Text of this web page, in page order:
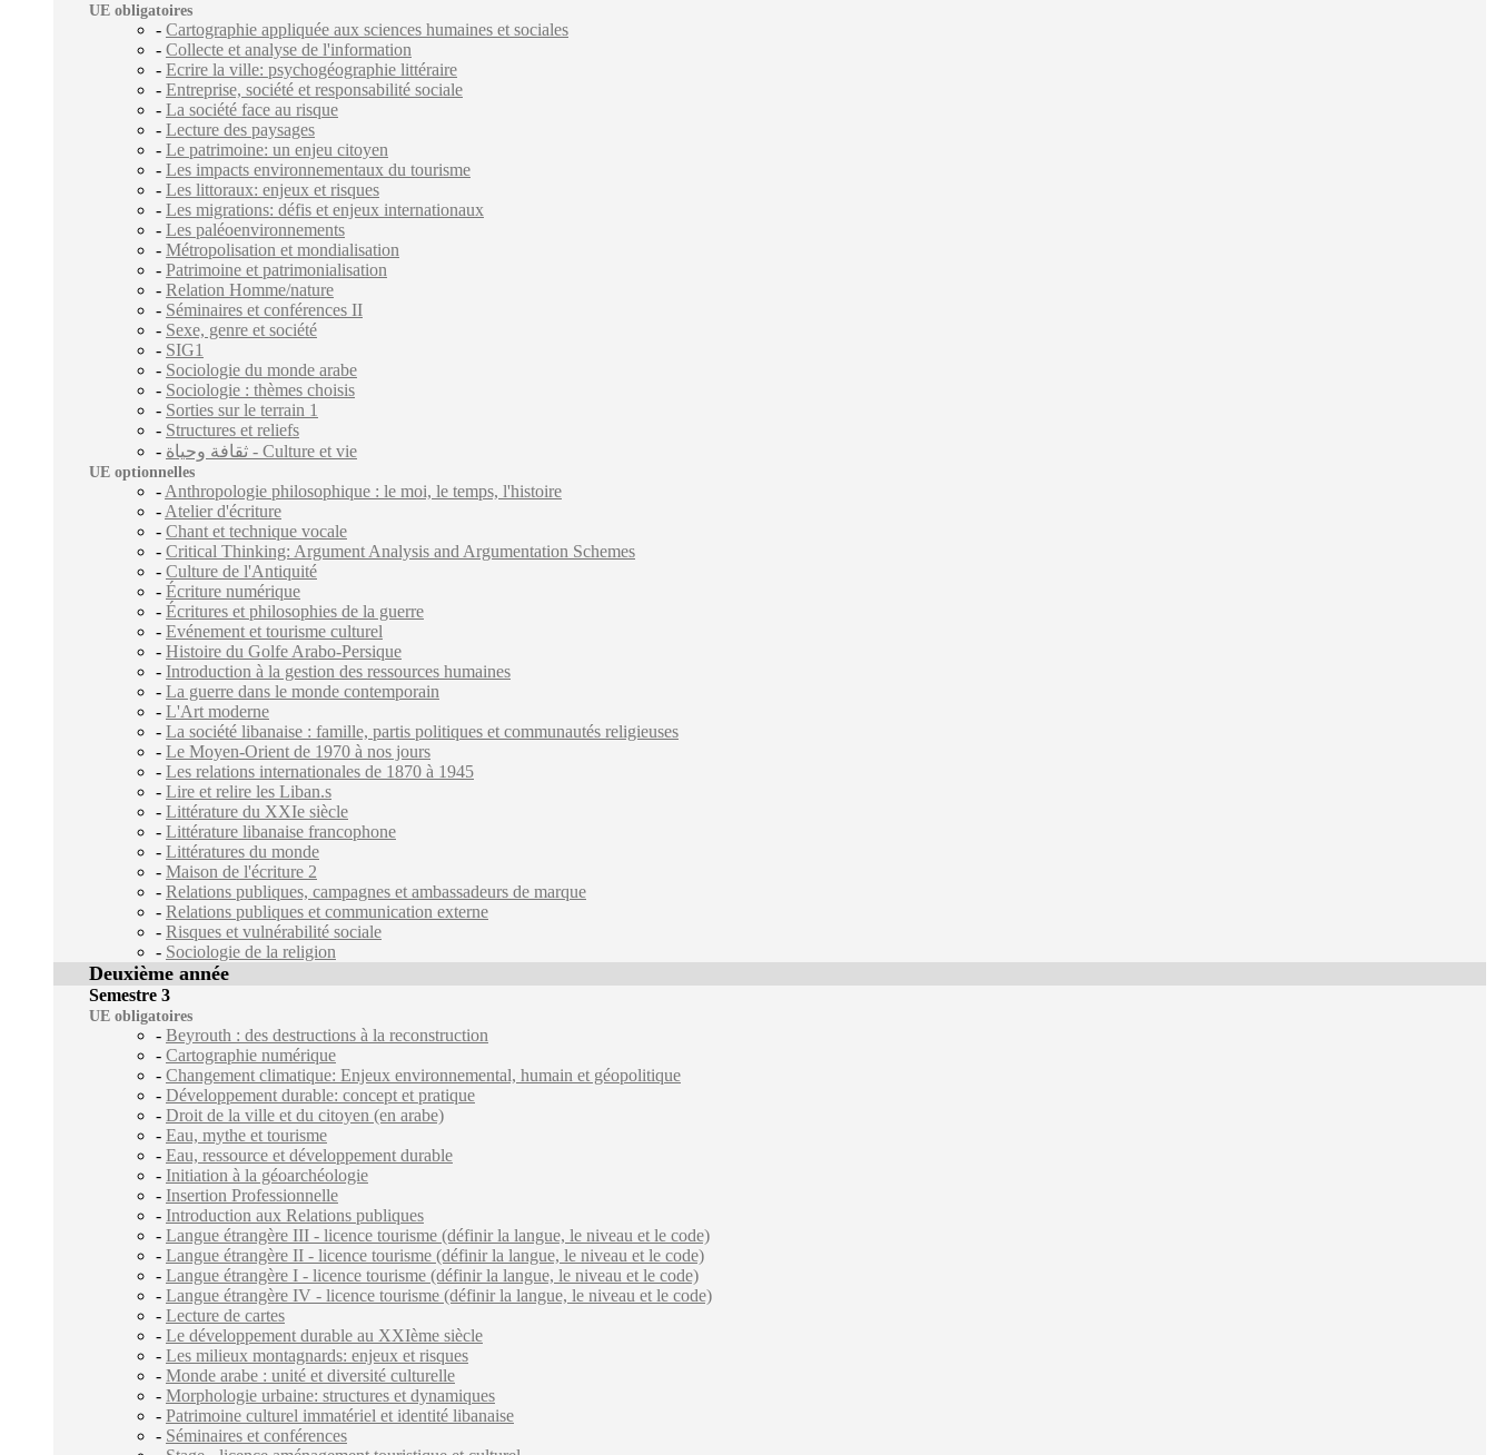
UE obligatoires
- Cartographie appliquée aux sciences humaines et sociales
- Collecte et analyse de l'information
- Ecrire la ville: psychogéographie littéraire
- Entreprise, société et responsabilité sociale
- La société face au risque
- Lecture des paysages
- Le patrimoine: un enjeu citoyen
- Les impacts environnementaux du tourisme
- Les littoraux: enjeux et risques
- Les migrations: défis et enjeux internationaux
- Les paléoenvironnements
- Métropolisation et mondialisation
- Patrimoine et patrimonialisation
- Relation Homme/nature
- Séminaires et conférences II
- Sexe, genre et société
- SIG1
- Sociologie du monde arabe
- Sociologie : thèmes choisis
- Sorties sur le terrain 1
- Structures et reliefs
-
ثقافة وحياة - Culture et vie
UE optionnelles
- Anthropologie philosophique : le moi, le temps, l'histoire
- Atelier d'écriture
- Chant et technique vocale
- Critical Thinking: Argument Analysis and Argumentation Schemes
- Culture de l'Antiquité
- Écriture numérique
- Écritures et philosophies de la guerre
- Evénement et tourisme culturel
- Histoire du Golfe Arabo-Persique
- Introduction à la gestion des ressources humaines
- La guerre dans le monde contemporain
- L'Art moderne
- La société libanaise : famille, partis politiques et communautés religieuses
- Le Moyen-Orient de 1970 à nos jours
- Les relations internationales de 1870 à 1945
- Lire et relire les Liban.s
- Littérature du XXIe siècle
- Littérature libanaise francophone
- Littératures du monde
- Maison de l'écriture 2
- Relations publiques, campagnes et ambassadeurs de marque
- Relations publiques et communication externe
- Risques et vulnérabilité sociale
- Sociologie de la religion
Deuxième année
Semestre 3
UE obligatoires
- Beyrouth : des destructions à la reconstruction
- Cartographie numérique
- Changement climatique: Enjeux environnemental, humain et géopolitique
- Développement durable: concept et pratique
- Droit de la ville et du citoyen (en arabe)
- Eau, mythe et tourisme
- Eau, ressource et développement durable
- Initiation à la géoarchéologie
- Insertion Professionnelle
- Introduction aux Relations publiques
- Langue étrangère III - licence tourisme (définir la langue, le niveau et le code)
- Langue étrangère II - licence tourisme (définir la langue, le niveau et le code)
- Langue étrangère I - licence tourisme (définir la langue, le niveau et le code)
- Langue étrangère IV - licence tourisme (définir la langue, le niveau et le code)
- Lecture de cartes
- Le développement durable au XXIème siècle
- Les milieux montagnards: enjeux et risques
- Monde arabe : unité et diversité culturelle
- Morphologie urbaine: structures et dynamiques
- Patrimoine culturel immatériel et identité libanaise
- Séminaires et conférences